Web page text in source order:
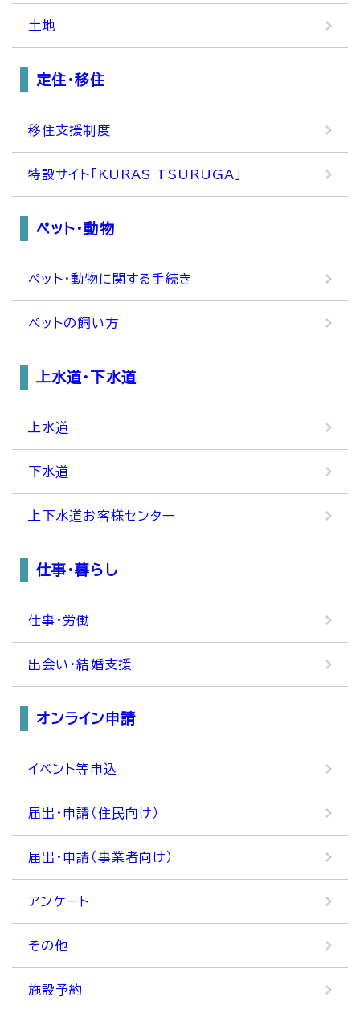
土地
定住・移住
移住支援制度
特設サイト「KURAS TSURUGA」
ペット・動物
ペット・動物に関する手続き
ペットの飼い方
上水道・下水道
上水道
下水道
上下水道お客様センター
仕事・暮らし
仕事・労働
出会い・結婚支援
オンライン申請
イベント等申込
届出・申請（住民向け）
届出・申請（事業者向け）
アンケート
その他
施設予約